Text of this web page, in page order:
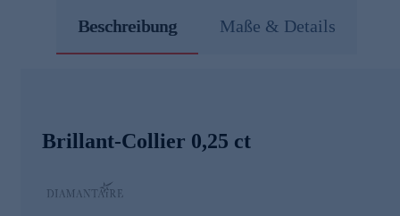
Beschreibung Maße & Details
Brillant-Collier 0,25 ct